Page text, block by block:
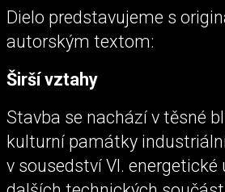
Dielo predstavujeme s
autorským textom:
Širší vztahy
Stavba se nachází v těsné
kulturní památky
v sousedství VI. energetické